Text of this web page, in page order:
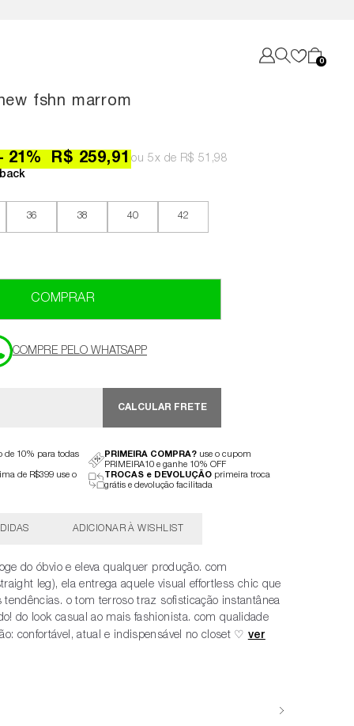
0
fshn marrom
R$ 259,91
21 % 5x R$ 51,98
36 38 40 42
COMPRAR
CALCULAR FRETE
de 10% para todas PRIMEIRA COMPRA? use o cupom
PRIMEIRA10 e ganhe 10% OFF
de R$399 use o
TROCAS e DEVOLUÇÃO primeira troca
grátis e devolução facilitada
do óbvio e eleva qualquer produção. com
leg), ela entrega aquele visual effortless chic que
tendências. o tom terroso traz sofisticação instantânea
do look casual ao mais fashionista. com qualidade
confortável, atual e indispensável no closet ♡